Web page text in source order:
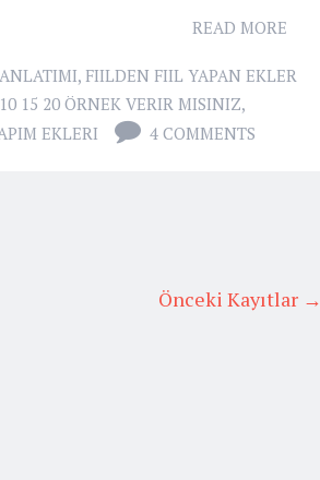
READ MORE
, FIILDEN FIIL YAPAN EKLER
15 20 ÖRNEK VERIR MISINIZ,
EKLERI 4 COMMENTS
Önceki Kayıtlar →